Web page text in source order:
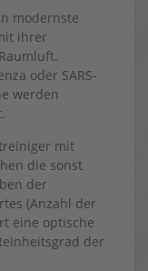
modernste
ihrer
oder SARS-
werden
mit
die sonst
der
(Anzahl der
eine optische
der